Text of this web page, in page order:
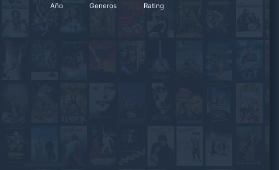
Año Generos Rating